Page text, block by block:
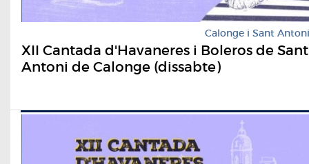
Calonge i Sant Antoni
XII Cantada d'Havaneres i Boleros de Sant
Antoni de Calonge (dissabte)